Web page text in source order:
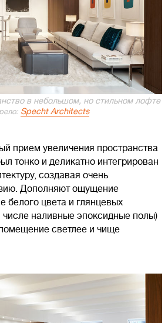
в небольшом, но стильном лофте
Specht Architects
прием увеличения пространства
тонко и деликатно интегрирован
создавая очень
Дополняют ощущение
белого цвета и глянцевых
числе наливные эпоксидные полы)
светлее и чище